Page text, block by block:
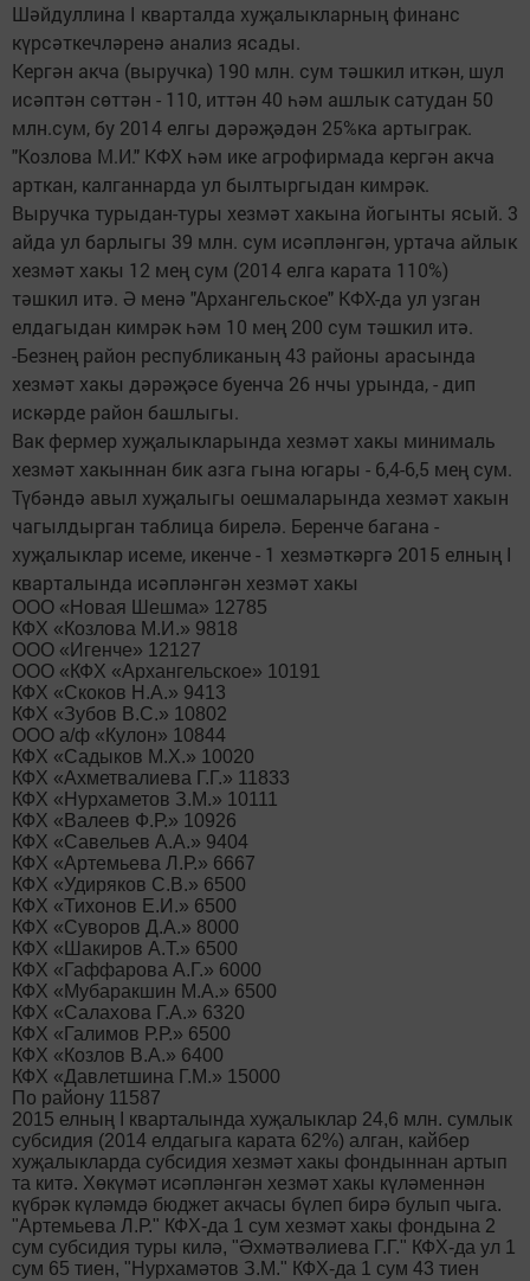
Шәйдуллина I кварталда хуҗалыкларның финанс
күрсәткечләренә анализ ясады.
Кергән акча (выручка) 190 млн. сум тәшкил иткән, шул
исәптән сөттән - 110, иттән 40 һәм ашлык сатудан 50
млн.сум, бу 2014 елгы дәрәҗәдән 25%ка артыграк.
"Козлова М.И." КФХ һәм ике агрофирмада кергән акча
арткан, калганнарда ул былтыргыдан кимрәк.
Выручка турыдан-туры хезмәт хакына йогынты ясый. 3
айда ул барлыгы 39 млн. сум исәпләнгән, уртача айлык
хезмәт хакы 12 мең сум (2014 елга карата 110%)
тәшкил итә. Ә менә "Архангельское" КФХ-да ул узган
елдагыдан кимрәк һәм 10 мең 200 сум тәшкил итә.
-Безнең район республиканың 43 районы арасында
хезмәт хакы дәрәҗәсе буенча 26 нчы урында, - дип
искәрде район башлыгы.
Вак фермер хуҗалыкларында хезмәт хакы минималь
хезмәт хакыннан бик азга гына югары - 6,4-6,5 мең сум.
Түбәндә авыл хуҗалыгы оешмаларында хезмәт хакын
чагылдырган таблица бирелә. Беренче багана -
хуҗалыклар исеме, икенче - 1 хезмәткәргә 2015 елның I
кварталында исәпләнгән хезмәт хакы
ООО «Новая Шешма» 12785
КФХ «Козлова М.И.» 9818
ООО «Игенче» 12127
ООО «КФХ «Архангельское» 10191
КФХ «Скоков Н.А.» 9413
КФХ «Зубов В.С.» 10802
ООО а/ф «Кулон» 10844
КФХ «Садыков М.Х.» 10020
КФХ «Ахметвалиева Г.Г.» 11833
КФХ «Нурхаметов З.М.» 10111
КФХ «Валеев Ф.Р.» 10926
КФХ «Савельев А.А.» 9404
КФХ «Артемьева Л.Р.» 6667
КФХ «Удиряков С.В.» 6500
КФХ «Тихонов Е.И.» 6500
КФХ «Суворов Д.А.» 8000
КФХ «Шакиров А.Т.» 6500
КФХ «Гаффарова А.Г.» 6000
КФХ «Мубаракшин М.А.» 6500
КФХ «Салахова Г.А.» 6320
КФХ «Галимов Р.Р.» 6500
КФХ «Козлов В.А.» 6400
КФХ «Давлетшина Г.М.» 15000
По району 11587
2015 елның I кварталында хуҗалыклар 24,6 млн. сумлык
субсидия (2014 елдагыга карата 62%) алган, кайбер
хуҗалыкларда субсидия хезмәт хакы фондыннан артып
та китә. Хөкүмәт исәпләнгән хезмәт хакы күләменнән
күбрәк күләмдә бюджет акчасы бүлеп бирә булып чыга.
"Артемьева Л.Р." КФХ-да 1 сум хезмәт хакы фондына 2
сум субсидия туры килә, "Әхмәтвәлиева Г.Г." КФХ-да ул 1
сум 65 тиен, "Нурхамәтов З.М." КФХ-да 1 сум 43 тиен